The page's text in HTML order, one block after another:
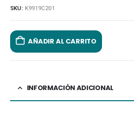
SKU: K9919C201
AÑADIR AL CARRITO
INFORMACIÓN ADICIONAL